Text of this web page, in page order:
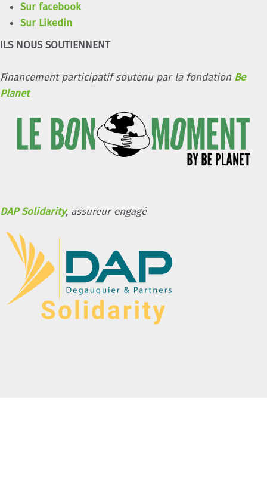
Sur facebook
Sur Likedin
ILS NOUS SOUTIENNENT
Financement participatif soutenu par la fondation Be
Planet
DAP Solidarity, assureur engagé